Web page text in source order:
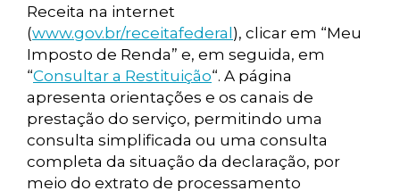
Receita na internet
(www.gov.br/receitafederal ), clicar em “Meu
Imposto de Renda” e, em seguida, em
“Consultar a Restituição“. A página
apresenta orientações e os canais de
prestação do serviço, permitindo uma
consulta simplificada ou uma consulta
completa da situação da declaração, por
meio do extrato de processamento